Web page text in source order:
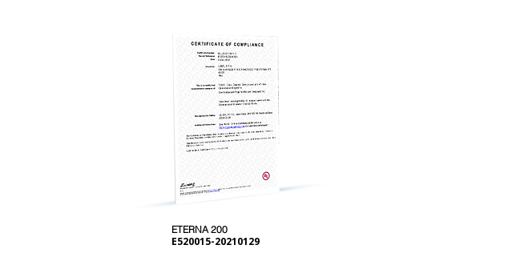
ETERNA 200
E520015-20210129